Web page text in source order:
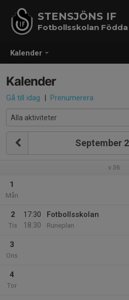
Kalender
STENSJÖNS IF
Fotbollsskolan Födda
Kalender
Gå till idag | Prenumerera
September
v.36
1
Mån
2
Tis
17:30
18:30
Fotbollsskolan
Runeplan
3
Ons
4
Tor